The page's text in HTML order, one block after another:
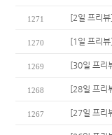
1271 [2일 프리
1270 [1일 프리
1269 [30일 프리
1268 [28일 프리
1267 [27일 프리